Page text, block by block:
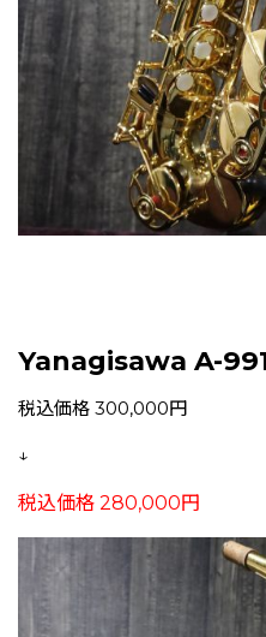
Yanagisawa A-
税込価格 300,000円
↓
税込価格 280,000円